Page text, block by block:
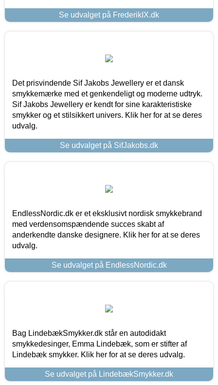
Se udvalget på FrederikIX.dk
Det prisvindende Sif Jakobs Jewellery er et dansk
smykkemærke med et genkendeligt og moderne udtryk.
Sif Jakobs Jewellery er kendt for sine karakteristiske
smykker og et stilsikkert univers. Klik her for at se deres
udvalg.
Se udvalget på SifJakobs.dk
EndlessNordic.dk er et eksklusivt nordisk smykkebrand
med verdensomspændende succes skabt af
anderkendte danske designere. Klik her for at se deres
udvalg.
Se udvalget på EndlessNordic.dk
Bag LindebækSmykker.dk står en autodidakt
smykkedesinger, Emma Lindebæk, som er stifter af
Lindebæk smykker. Klik her for at se deres udvalg.
Se udvalget på LindebækSmykker.dk